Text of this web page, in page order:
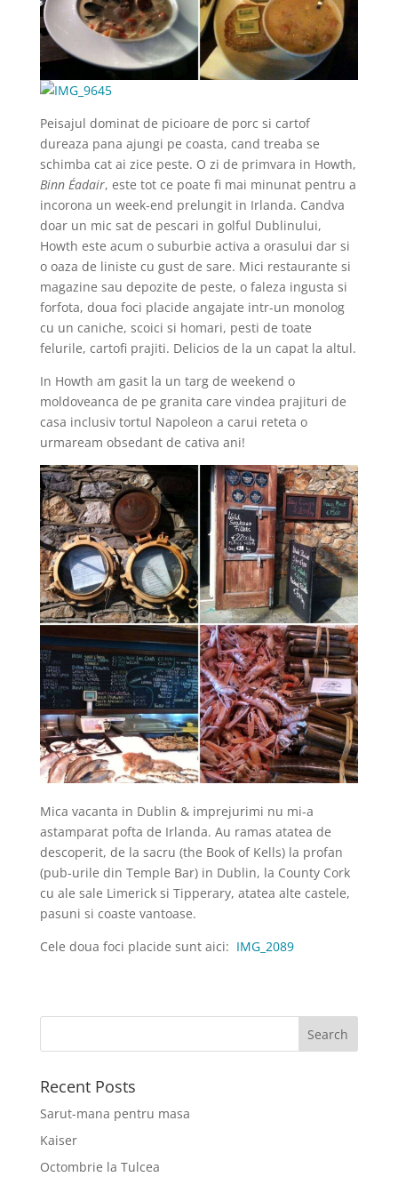
Peisajul dominat de picioare de porc si cartof
dureaza pana ajungi pe coasta, cand treaba se
schimba cat ai zice peste. O zi de primvara in Howth,
Binn Éadair, este tot ce poate fi mai minunat pentru a
incorona un week-end prelungit in Irlanda. Candva
doar un mic sat de pescari in golful Dublinului,
Howth este acum o suburbie activa a orasului dar si
o oaza de liniste cu gust de sare. Mici restaurante si
magazine sau depozite de peste, o faleza ingusta si
forfota, doua foci placide angajate intr-un monolog
cu un caniche, scoici si homari, pesti de toate
felurile, cartofi prajiti. Delicios de la un capat la altul.
In Howth am gasit la un targ de weekend o
moldoveanca de pe granita care vindea prajituri de
casa inclusiv tortul Napoleon a carui reteta o
urmaream obsedant de cativa ani!
Mica vacanta in Dublin & imprejurimi nu mi-a
astamparat pofta de Irlanda. Au ramas atatea de
descoperit, de la sacru (the Book of Kells) la profan
(pub-urile din Temple Bar) in Dublin, la County Cork
cu ale sale Limerick si Tipperary, atatea alte castele,
pasuni si coaste vantoase.
Cele doua foci placide sunt aici: IMG_2089
Recent Posts
Sarut-mana pentru masa
Kaiser
Octombrie la Tulcea